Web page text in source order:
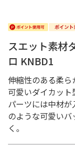
スエット素材
ロ KNBD1
伸縮性のある柔ら
可愛いダイカッ
パーツには中材
のような可愛い
く。